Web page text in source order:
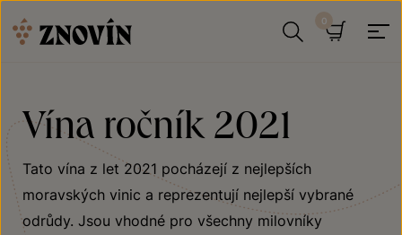
Vína ročník 2021
Tato vína z let 2021 pocházejí z nejlepších
moravských vinic a reprezentují nejlepší vybrané
odrůdy. Jsou vhodné pro všechny milovníky